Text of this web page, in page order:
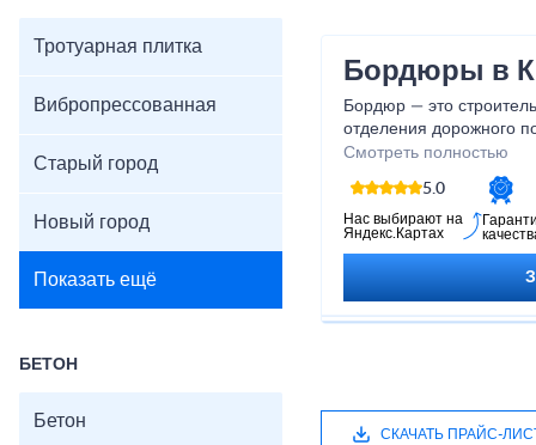
Тротуарная плитка
Вибропрессованная
Старый город
Новый город
Показать ещё
БЕТОН
Бетон
Бордюры в
Бордюр — это
отделения дорожного
других зон. Он
важную
покрытия,
обеспечивает
Благодаря бордюрам
Смотреть полностью
5.0
Нас выбирают на
Яндекс.Картах
СКАЧАТЬ ПРАЙС-